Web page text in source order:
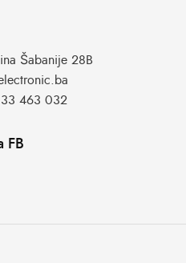
Šabanije 28B
463 032
FB